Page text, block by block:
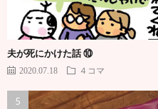
夫が死にかけた話 ⑩
2020.07.18 ４コマ